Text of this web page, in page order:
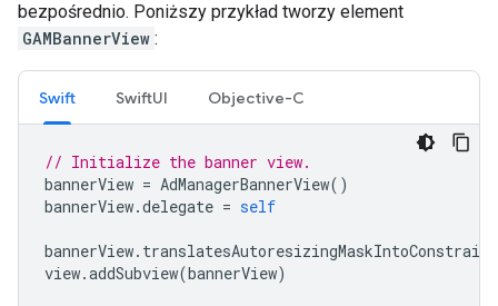
bezpośrednio. Poniższy przykład tworzy element
GAMBannerView :
Swift SwiftUI Objective-C
// Initialize the banner view.
bannerView = AdManagerBannerView()
bannerView.delegate = self
bannerView.
view.addSubview(bannerView)